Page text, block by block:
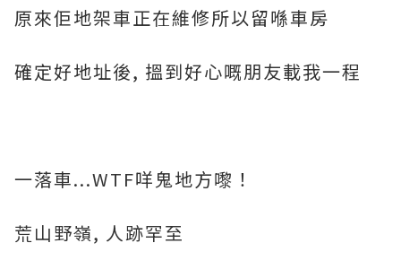
原來佢地架車正在維修所以留喺車房
確定好地址後, 搵到好心嘅朋友載我一程
一落車...WTF咩鬼地方嚟！
荒山野嶺, 人跡罕至